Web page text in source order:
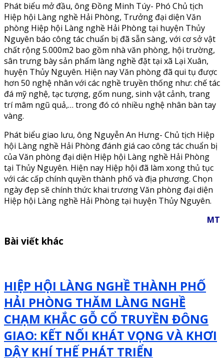
Phát biểu mở đầu, ông Đồng Minh Túy- Phó Chủ tịch
Hiệp hội Làng nghề Hải Phòng, Trưởng đại diện Văn
phòng Hiệp hội Làng nghề Hải Phòng tại huyện Thủy
Nguyên báo công tác chuẩn bị đã sẵn sàng, với cơ sở vật
chất rộng 5.000m2 bao gồm nhà văn phòng, hội trường,
sân trưng bày sản phẩm làng nghề đặt tại xã Lại Xuân,
huyện Thủy Nguyên. Hiện nay Văn phòng đã qui tụ được
hơn 50 nghệ nhân với các nghề truyền thống như: chế tác
đá mỹ nghệ, tạc tượng, gốm nung, sinh vật cảnh, trang
trí mâm ngũ quả,… trong đó có nhiều nghệ nhân bàn tay
vàng.
Phát biểu giao lưu, ông Nguyễn An Hưng- Chủ tịch Hiệp
hội Làng nghề Hải Phòng đánh giá cao công tác chuẩn bị
của Văn phòng đại diện Hiệp hội Làng nghề Hải Phòng
tại Thủy Nguyên. Hiện nay Hiệp hội đã làm xong thủ tục
với các cấp chính quyền thành phố và địa phương. Chọn
ngày đẹp sẽ chính thức khai trương Văn phòng đại diện
Hiệp hội Làng nghề Hải Phòng tại huyện Thủy Nguyên.
MT
Bài viết khác
HIỆP HỘI LÀNG NGHỀ THÀNH PHỐ
HẢI PHÒNG THĂM LÀNG NGHỀ
CHẠM KHẮC GỖ CỔ TRUYỀN ĐÔNG
GIAO: KẾT NỐI KHÁT VỌNG VÀ KHƠI
DẬY KHÍ THẾ PHÁT TRIỂN